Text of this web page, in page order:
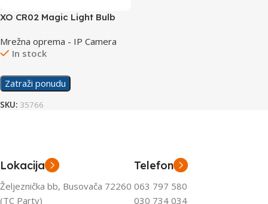
XO CR02 Magic Light Bulb
Mrežna oprema - IP Camera
In stock
Zatraži ponudu
SKU: 35766
Lokacija
Željeznička bb, Busovača 72260
(TC Party)
Telefon
063 797 580
030 734 034